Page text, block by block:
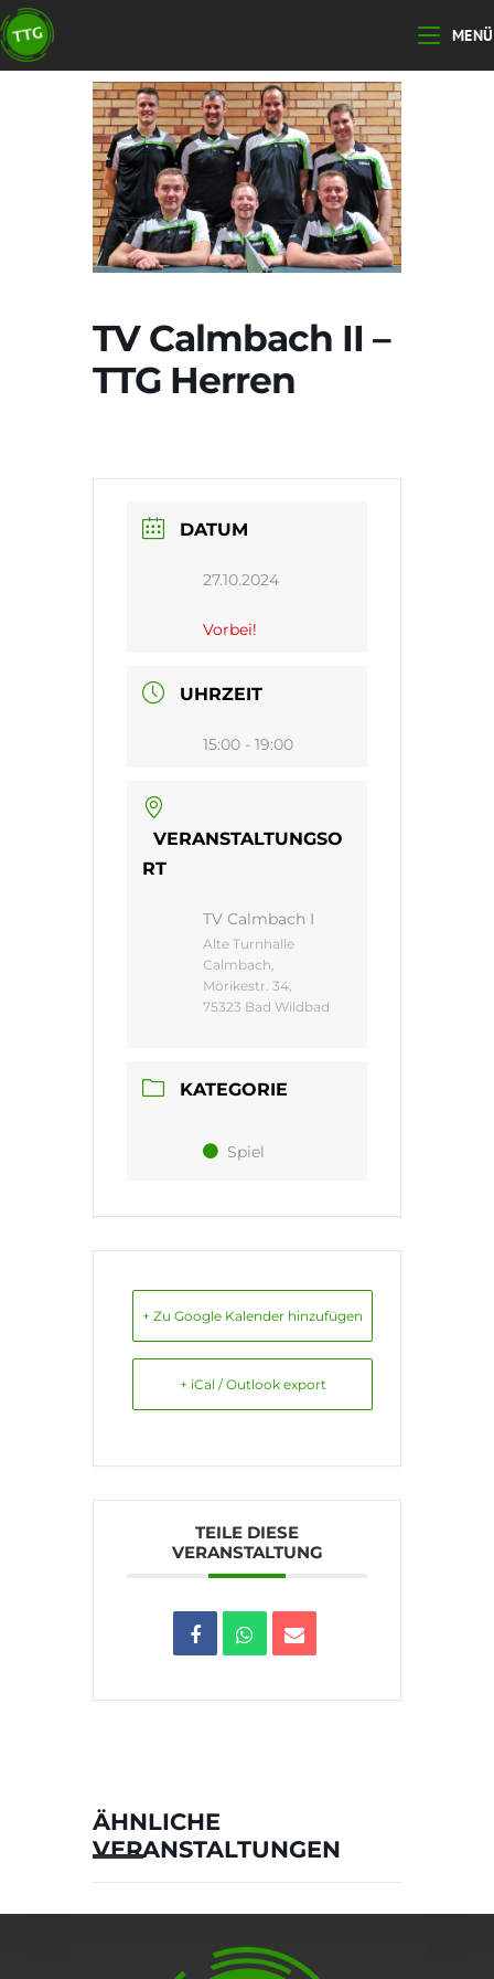
Zum
Inhalt
springen
MENÜ
TV Calmbach II –
TTG Herren
DATUM
27.10.2024
Vorbei!
UHRZEIT
15:00 - 19:00
VERANSTALTUNGSO
RT
TV Calmbach I
Alte Turnhalle
Calmbach,
Mörikestr. 34,
75323 Bad Wildbad
KATEGORIE
Spiel
+ Zu Google Kalender hinzufügen
+ iCal / Outlook export
TEILE DIESE
VERANSTALTUNG
ÄHNLICHE
VERANSTALTUNGEN